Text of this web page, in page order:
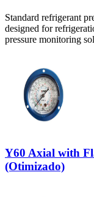
Standard refrigerant
designed for
pressure monitoring
Y60 Axial with
(Otimizado)